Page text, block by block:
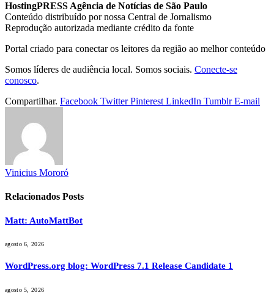
HostingPRESS Agência de Notícias de São Paulo
Conteúdo distribuído por nossa Central de Jornalismo
Reprodução autorizada mediante crédito da fonte
Portal criado para conectar os leitores da região ao melhor conteúdo
Somos líderes de audiência local. Somos sociais. Conecte-se
conosco.
Compartilhar. Facebook Twitter Pinterest LinkedIn Tumblr E-mail
Vinicius Mororó
Relacionados Posts
Matt: AutoMattBot
agosto 6, 2026
WordPress.org blog: WordPress 7.1 Release Candidate 1
agosto 5, 2026